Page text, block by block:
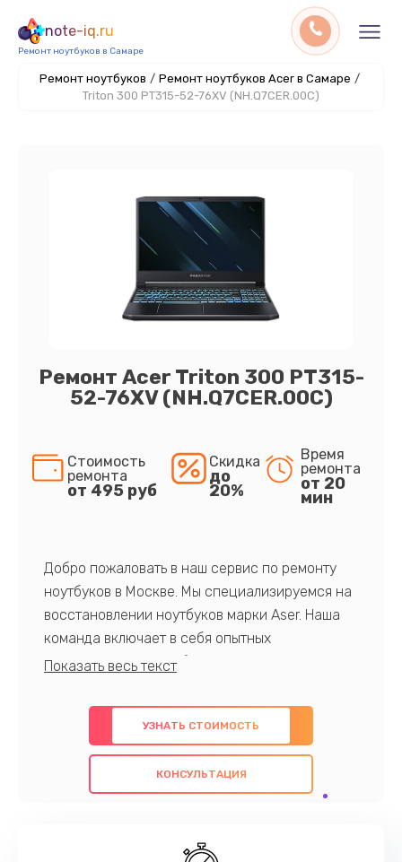
note-iq.ru
Ремонт ноутбуков в Самаре
Ремонт ноутбуков / Ремонт ноутбуков Acer в Самаре /
Triton 300 PT315-52-76XV (NH.Q7CER.00C)
Ремонт Acer Triton 300 PT315-
52-76XV (NH.Q7CER.00C)
Стоимость
ремонта
от 495 руб
Скидка
до
20%
Время
ремонта
от 20
мин
Добро пожаловать в наш сервис по ремонту
ноутбуков в Москве. Мы специализируемся на
восстановлении ноутбуков марки Aser. Наша
команда включает в себя опытных
профессионалов с обширными знаниями и
предлагаем быстрый и качественный ремонт с
использованием оригинальных компонентов, а
также гарантируем качество всех
проведенных работ. Наша цель - предоставить
наилучшим образом. Не медлите записаться на
УЗНАТЬ СТОИМОСТЬ
КОНСУЛЬТАЦИЯ